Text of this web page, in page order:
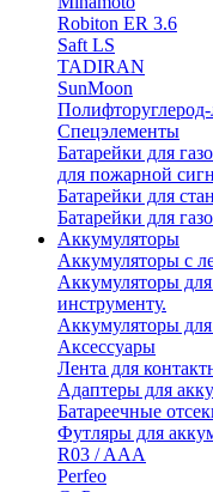
Robiton ER 3.6
Saft LS
TADIRAN
SunMoon
Спецэлементы
Батарейки для
для пожарной
Батарейки для
Батарейки для
Аккумуляторы
Аккумуляторы с
Аккумуляторы
инструменту.
Аккумуляторы
Аксессуары
Лента для
Адаптеры для
Батареечные
Футляры для
R03 / AAA
Perfeo